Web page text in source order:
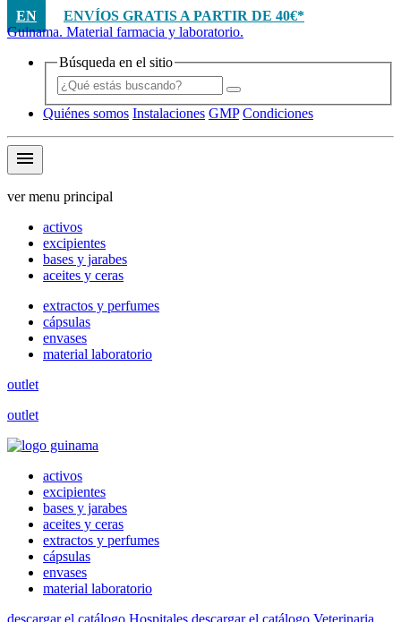
EN
ENVÍOS GRATIS A PARTIR DE 40€*
Guinama. Material farmacia y laboratorio.
Búsqueda en el sitio
Quiénes somos Instalaciones GMP Condiciones
menu
ver menu principal
activos
excipientes
bases y jarabes
aceites y ceras
extractos y perfumes
cápsulas
envases
material laboratorio
outlet
outlet
activos
excipientes
bases y jarabes
aceites y ceras
extractos y perfumes
cápsulas
envases
material laboratorio
descargar el catálogo Hospitales descargar el catálogo Veterinaria